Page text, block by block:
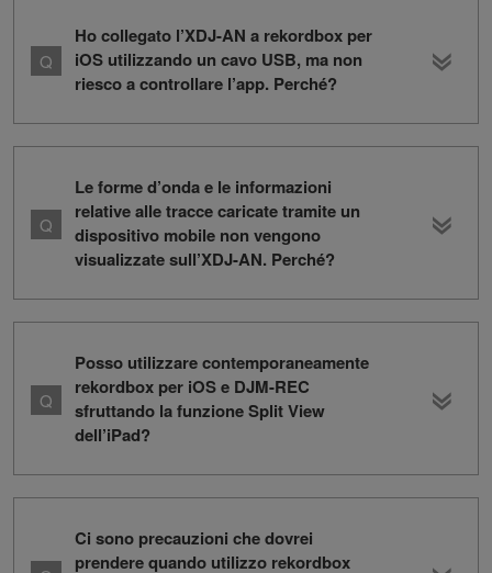
Ho collegato l’XDJ-AN a rekordbox per
iOS utilizzando un cavo USB, ma non
riesco a controllare l’app. Perché?
Le forme d’onda e le informazioni
relative alle tracce caricate tramite un
dispositivo mobile non vengono
visualizzate sull’XDJ-AN. Perché?
Posso utilizzare contemporaneamente
rekordbox per iOS e DJM-REC
sfruttando la funzione Split View
dell’iPad?
Ci sono precauzioni che dovrei
prendere quando utilizzo rekordbox